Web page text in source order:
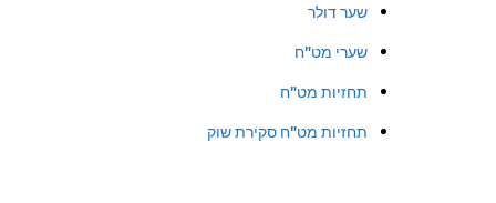
שער דולר
שערי מט"ח
תחזיות מט"ח
תחזיות מט"ח סקירת שוק